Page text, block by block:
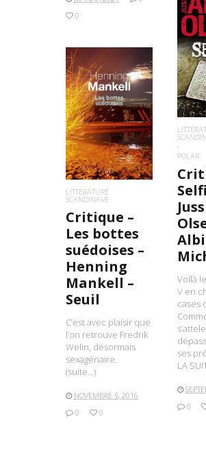
0
POLAR
Voilà
V en
cases
ses
LA
0
LIRE LA SUITE
LITTÉRATURE
SCANDINAVE
Critique –
Les bottes
suédoises –
Henning
Mankell –
Seuil
C’est avec plaisir que
l’on retrouve Fredrik
Welin, désormais
sexagénaire.
(suite…)
NOVEMBRE 5, 2016
0
0